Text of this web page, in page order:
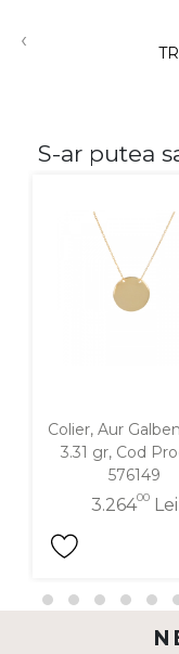
18K
Cu pietre
‹
S-ar putea
Colier, Aur
3.31 gr, Cod
576149
3.26400 Lei